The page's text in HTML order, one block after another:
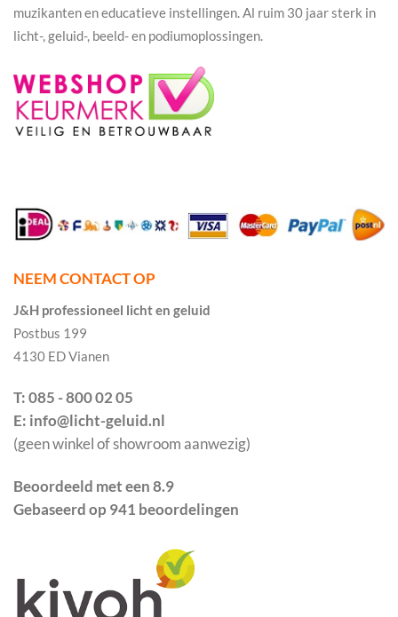
muzikanten en educatieve instellingen. Al ruim 30 jaar sterk in
licht-, geluid-, beeld- en podiumoplossingen.
NEEM CONTACT OP
J&H professioneel licht en geluid
Postbus 199
4130 ED Vianen
T: 085 - 800 02 05
E: info@licht-geluid.nl
(geen winkel of showroom aanwezig)
Beoordeeld met een 8.9
Gebaseerd op 941 beoordelingen